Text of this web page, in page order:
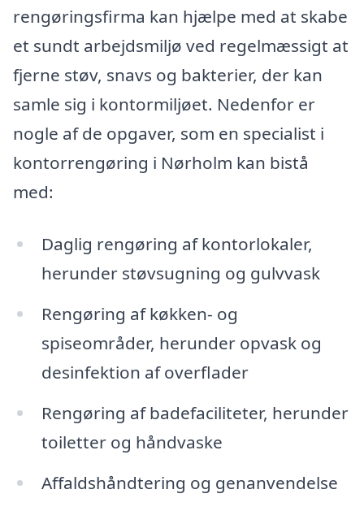
rengøringsfirma kan hjælpe med at skabe
et sundt arbejdsmiljø ved regelmæssigt at
fjerne støv, snavs og bakterier, der kan
samle sig i kontormiljøet. Nedenfor er
nogle af de opgaver, som en specialist i
kontorrengøring i Nørholm kan bistå
med:
Daglig rengøring af kontorlokaler,
herunder støvsugning og gulvvask
Rengøring af køkken- og
spiseområder, herunder opvask og
desinfektion af overflader
Rengøring af badefaciliteter, herunder
toiletter og håndvaske
Affaldshåndtering og genanvendelse